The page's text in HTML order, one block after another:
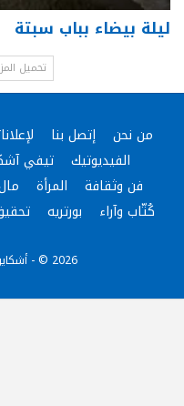
ليلة بيضاء بباب سبتة
تحميل
من نحن إتصل بنا
الفيديوتيك
تيفي
فن وثقافة
المرأة
كُتّاب وآراء
بورتريه
2026 © - أشكاين جميع الحقوق محفوظة